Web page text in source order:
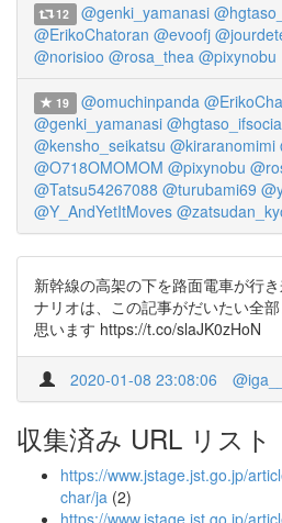
12 @genki_yamanasi
@ErikoChatoran @evoofj
@norisioo @rosa_thea @pixynobu
19 @omuchinpanda
@genki_yamanasi
@kensho_seikatsu @kiraranomimi
@O718OMOMOM @pixynobu
@Tatsu54267088 @turubami69
@Y_AndYetItMoves
新幹線の高架の下を路面電車が行
ナリオは、この記事がだいたい全
思います https://t.co/slaJK0zHoN
2020-01-08 23:08:06
収集済み URL リスト
https://www.jstage.jst.go.jp/
char/ja (2)
https://www.jstage.jst.go.jp/